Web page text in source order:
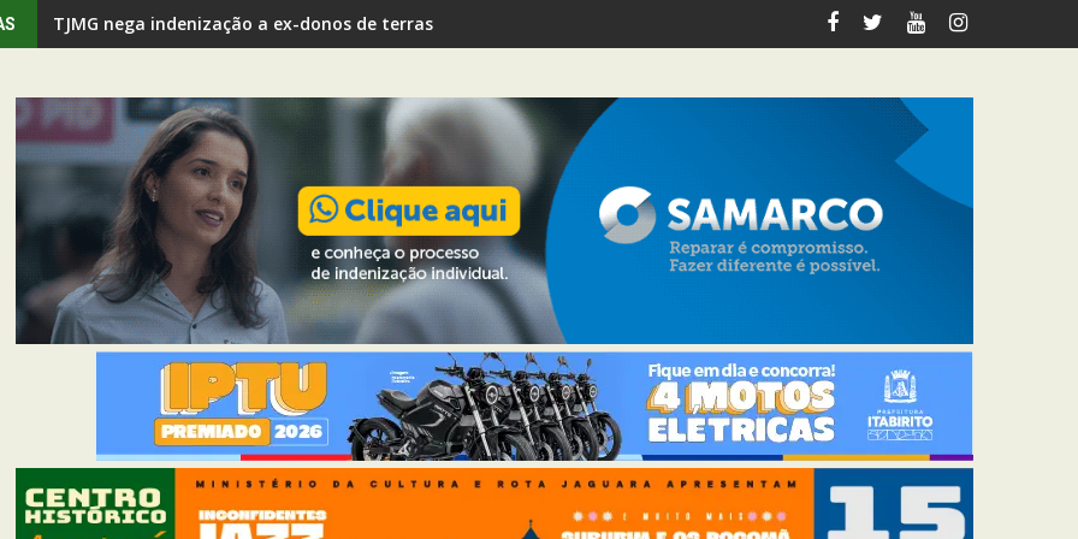
TJMG nega indenização a ex-donos de terras demarcadas como indígenas